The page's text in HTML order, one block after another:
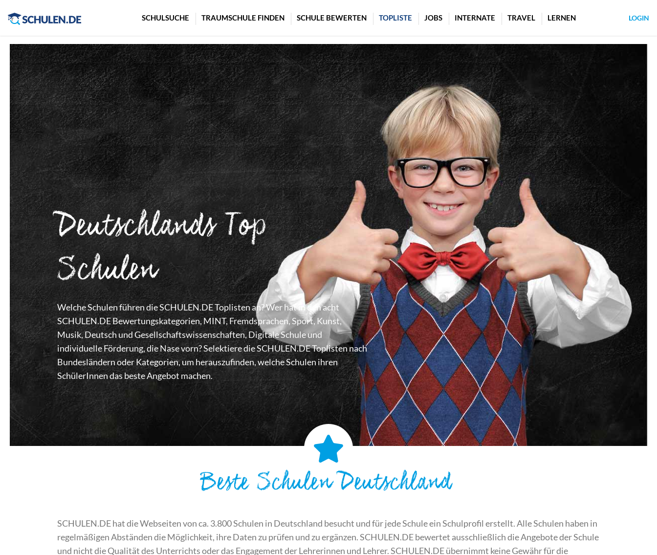
SCHULSUCHE TRAUMSCHULE FINDEN SCHULE BEWERTEN TOPLISTE JOBS INTERNATE TRAVEL LERNEN LOGIN
Deutschlands Top
Schulen
Welche Schulen führen die SCHULEN.DE Toplisten an? Wer hat in den acht
SCHULEN.DE Bewertungskategorien, MINT, Fremdsprachen, Sport, Kunst,
Musik, Deutsch und Gesellschaftswissenschaften, Digitale Schule und
individuelle Förderung, die Nase vorn? Selektiere die SCHULEN.DE Toplisten nach
Bundesländern oder Kategorien, um herauszufinden, welche Schulen ihren
SchülerInnen das beste Angebot machen.
Beste Schulen Deutschland
SCHULEN.DE hat die Webseiten von ca. 3.800 Schulen in Deutschland besucht und für jede Schule ein Schulprofil erstellt. Alle Schulen haben in
regelmäßigen Abständen die Möglichkeit, ihre Daten zu prüfen und zu ergänzen. SCHULEN.DE bewertet ausschließlich die Angebote der Schule
und nicht die Qualität des Unterrichts oder das Engagement der Lehrerinnen und Lehrer. SCHULEN.DE übernimmt keine Gewähr für die